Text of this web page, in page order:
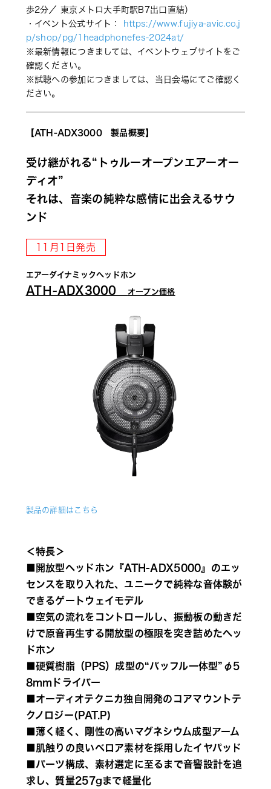
歩2分／ 東京メトロ大手町駅B7出口直結）
・イベント公式サイト： https://www.fujiya-avic.co.j
p/shop/pg/1headphonefes-2024at/
※最新情報につきましては、イベントウェブサイトをご
確認ください。
※試聴への参加につきましては、当日会場にてご確認く
ださい。
【ATH-ADX3000　製品概要】
受け継がれる“トゥルーオープンエアーオー
ディオ”
それは、音楽の純粋な感情に出会えるサウ
ンド
11月1日発売
エアーダイナミックヘッドホン
ATＨ-ADX3000 オープン価格
製品の詳細はこちら
＜特長＞
■開放型ヘッドホン『ATH-ADX5000』のエッ
センスを取り入れた、ユニークで純粋な音体験が
できるゲートウェイモデル
■空気の流れをコントロールし、振動板の動きだ
けで原音再生する開放型の極限を突き詰めたへッ
ドホン
■硬質樹脂（PPS）成型の“バッフル一体型”φ5
8mmドライバー
■オーディオテクニカ独自開発のコアマウントテ
クノロジー(PAT.P)
■薄く軽く、剛性の高いマグネシウム成型アーム
■肌触りの良いベロア素材を採用したイヤパッド
■パーツ構成、素材選定に至るまで音響設計を追
求し、質量257gまで軽量化